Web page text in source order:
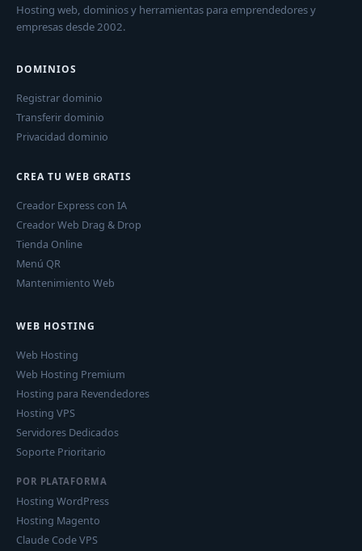
Hosting web, dominios y herramientas para emprendedores y
empresas desde 2002.
DOMINIOS
Registrar dominio
Transferir dominio
Privacidad dominio
CREA TU WEB GRATIS
Creador Express con IA
Creador Web Drag & Drop
Tienda Online
Menú QR
Mantenimiento Web
WEB HOSTING
Web Hosting
Web Hosting Premium
Hosting para Revendedores
Hosting VPS
Servidores Dedicados
Soporte Prioritario
POR PLATAFORMA
Hosting WordPress
Hosting Magento
Claude Code VPS